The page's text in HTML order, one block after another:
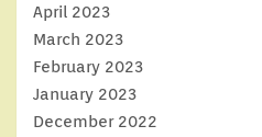
April 2023
March 2023
February 2023
January 2023
December 2022